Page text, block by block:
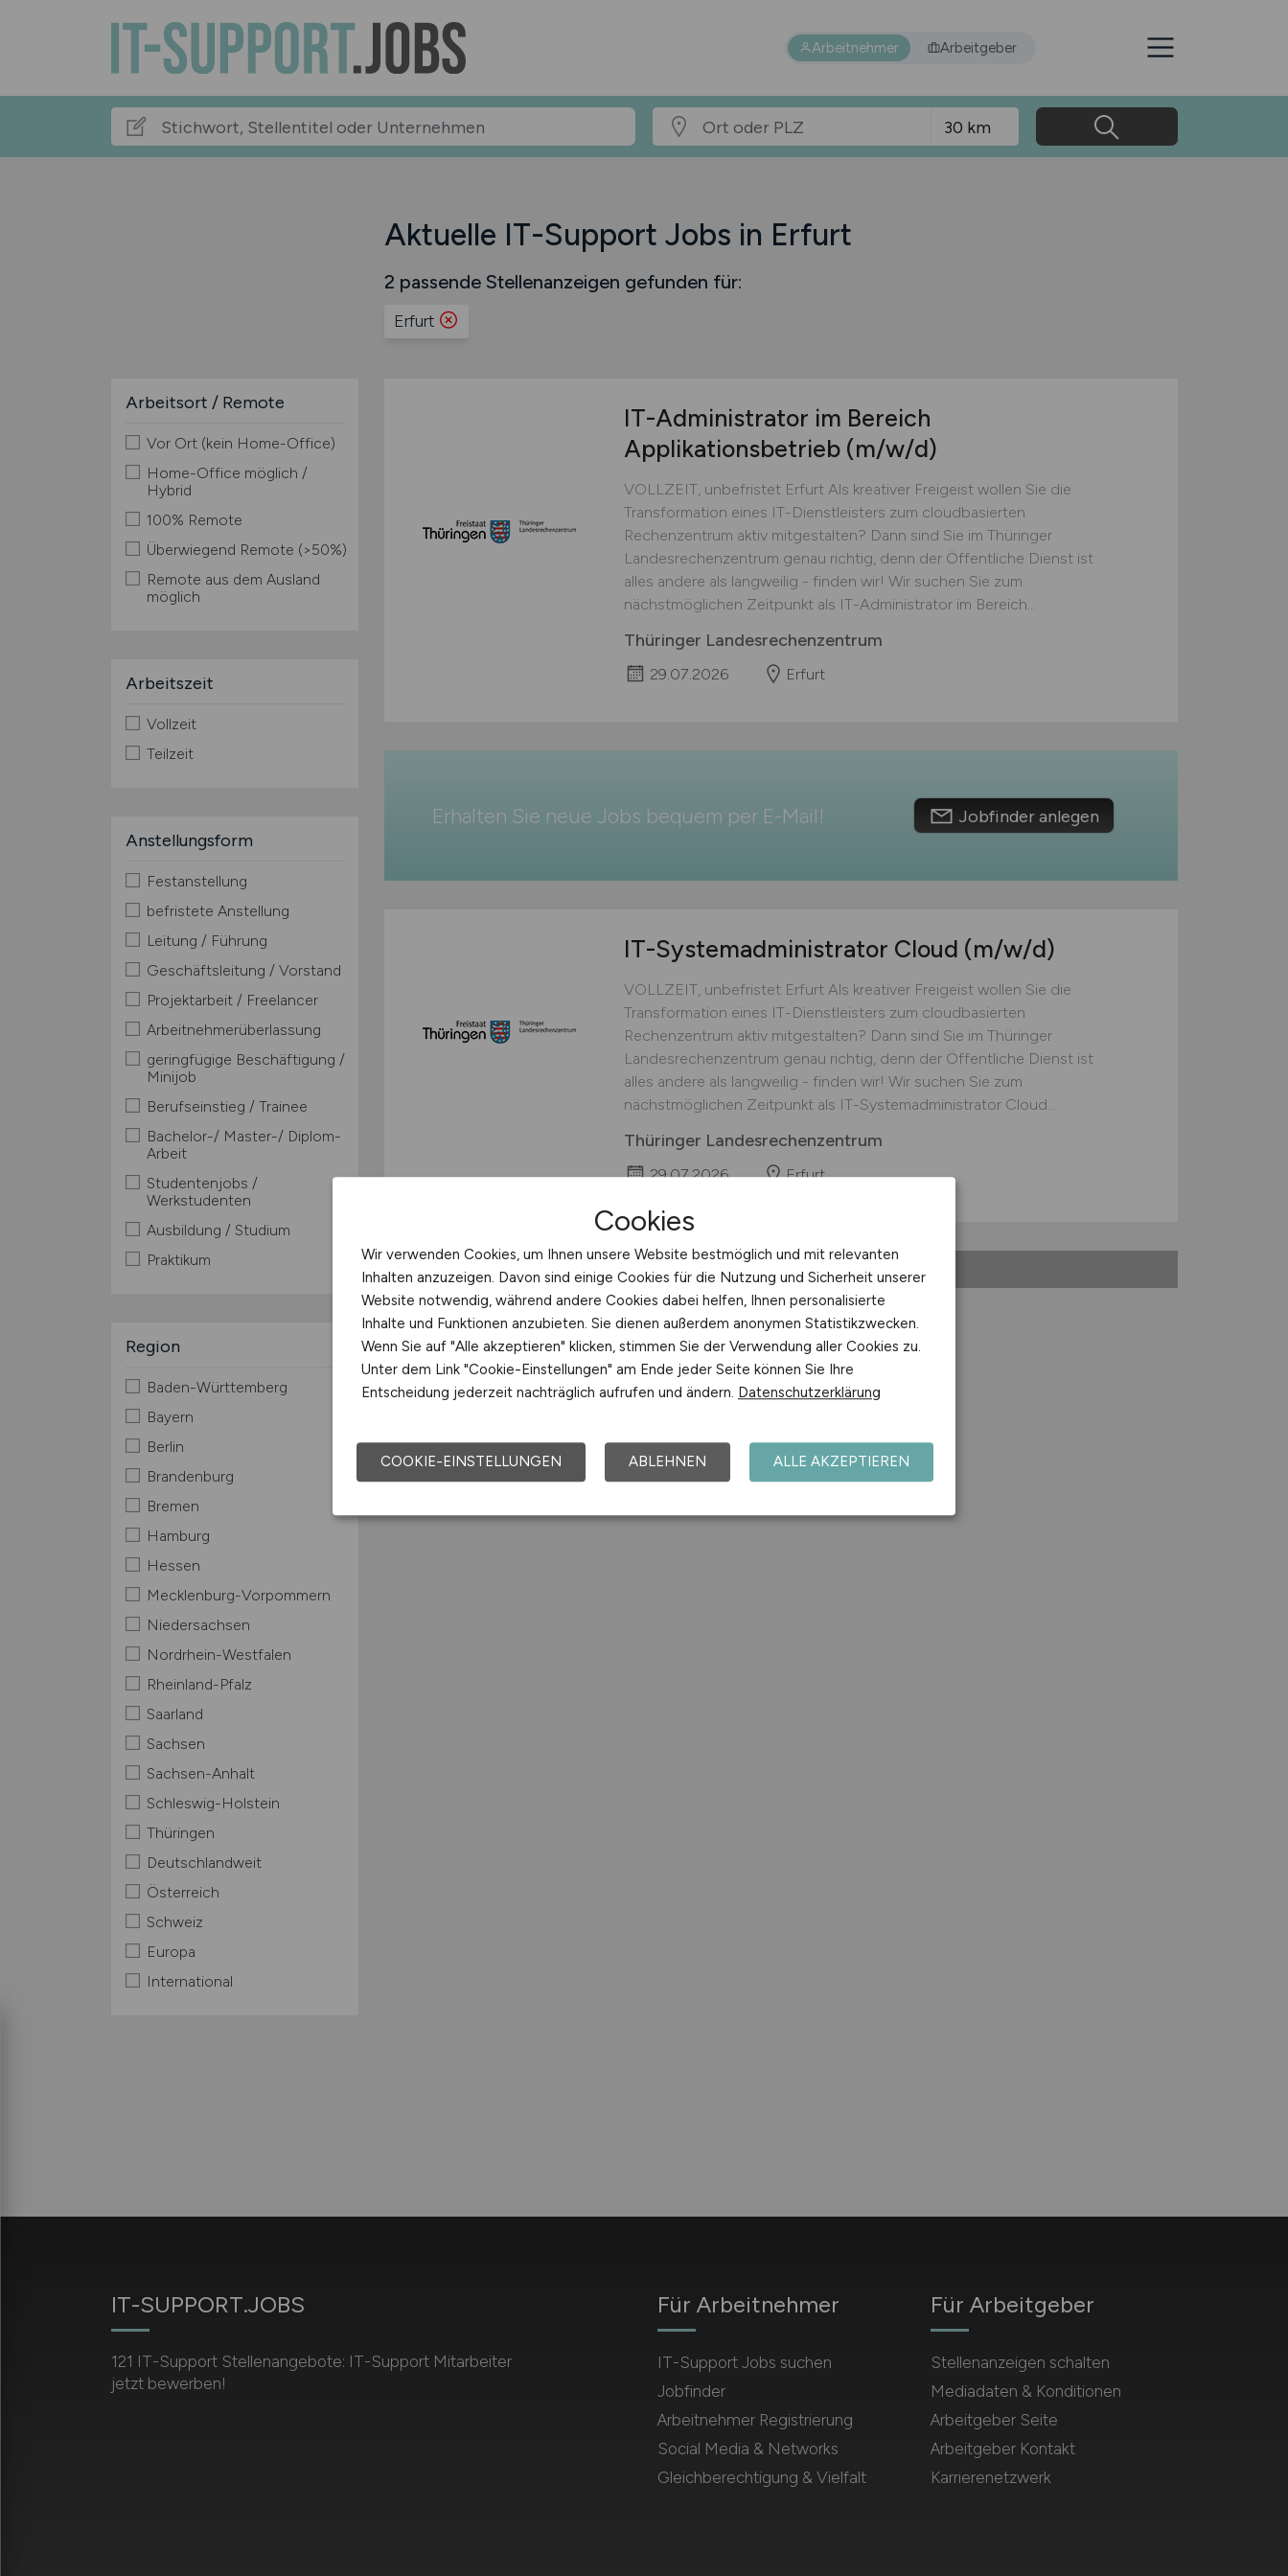
Arbeitnehmer Arbeitgeber
Aktuelle IT-Support Jobs in Erfurt
2 passende Stellenanzeigen gefunden für:
Erfurt
Arbeitsort / Remote
Vor Ort (kein Home-Office)
Home-Office möglich /
Hybrid
100% Remote
Überwiegend Remote (>50%)
Remote aus dem Ausland
möglich
Arbeitszeit
Vollzeit
Teilzeit
Anstellungsform
Festanstellung
befristete Anstellung
Leitung / Führung
Geschäftsleitung / Vorstand
Projektarbeit / Freelancer
Arbeitnehmerüberlassung
geringfügige Beschäftigung /
Minijob
Berufseinstieg / Trainee
Bachelor-/ Master-/ Diplom-
Arbeit
Studentenjobs /
Werkstudenten
Ausbildung / Studium
Praktikum
Region
Baden-Württemberg
Bayern
Berlin
Brandenburg
Bremen
Hamburg
Hessen
Mecklenburg-Vorpommern
Niedersachsen
Nordrhein-Westfalen
Rheinland-Pfalz
Saarland
Sachsen
Sachsen-Anhalt
Schleswig-Holstein
Thüringen
Deutschlandweit
Österreich
Schweiz
Europa
International
IT-Administrator im Bereich
Applikationsbetrieb (m/w/d)
VOLLZEIT, unbefristet Erfurt Als kreativer Freigeist wollen Sie die
Transformation eines IT-Dienstleisters zum cloudbasierten
Rechenzentrum aktiv mitgestalten? Dann sind Sie im Thüringer
Landesrechenzentrum genau richtig, denn der Öffentliche Dienst ist
alles andere als langweilig - finden wir! Wir suchen Sie zum
nächstmöglichen Zeitpunkt als IT-Administrator im Bereich...
Thüringer Landesrechenzentrum
29.07.2026 Erfurt
Erhalten Sie neue Jobs bequem per E-Mail! Jobfinder anlegen
IT-Systemadministrator Cloud (m/w/d)
VOLLZEIT, unbefristet Erfurt Als kreativer Freigeist wollen Sie die
Transformation eines IT-Dienstleisters zum cloudbasierten
Rechenzentrum aktiv mitgestalten? Dann sind Sie im Thüringer
Landesrechenzentrum genau richtig, denn der Öffentliche Dienst ist
alles andere als langweilig - finden wir! Wir suchen Sie zum
nächstmöglichen Zeitpunkt als IT-Systemadministrator Cloud...
Thüringer Landesrechenzentrum
29.07.2026 Erfurt
IT-SUPPORT.JOBS
121 IT-Support Stellenangebote: IT-Support Mitarbeiter
jetzt bewerben!
Für Arbeitnehmer
IT-Support Jobs suchen
Jobfinder
Arbeitnehmer Registrierung
Social Media & Networks
Gleichberechtigung & Vielfalt
Für Arbeitgeber
Stellenanzeigen schalten
Mediadaten & Konditionen
Arbeitgeber Seite
Arbeitgeber Kontakt
Karrierenetzwerk
Cookies
Wir verwenden Cookies, um Ihnen unsere Website bestmöglich und mit relevanten
Inhalten anzuzeigen. Davon sind einige Cookies für die Nutzung und Sicherheit unserer
Website notwendig, während andere Cookies dabei helfen, Ihnen personalisierte
Inhalte und Funktionen anzubieten. Sie dienen außerdem anonymen Statistikzwecken.
Wenn Sie auf "Alle akzeptieren" klicken, stimmen Sie der Verwendung aller Cookies zu.
Unter dem Link "Cookie-Einstellungen" am Ende jeder Seite können Sie Ihre
Entscheidung jederzeit nachträglich aufrufen und ändern. Datenschutzerklärung
COOKIE-EINSTELLUNGEN ABLEHNEN ALLE AKZEPTIEREN